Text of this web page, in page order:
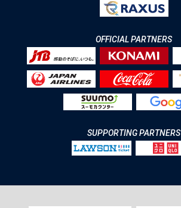
OFFICIAL PARTNERS
SUPPORTING PARTNERS